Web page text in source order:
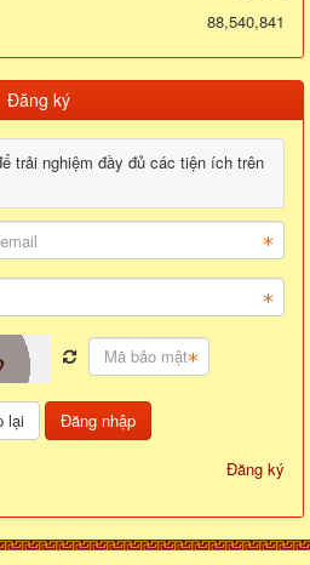
88,540,841
Đăng ký
trải nghiệm đầy đủ các tiện ích trên
Đăng nhập
Đăng ký